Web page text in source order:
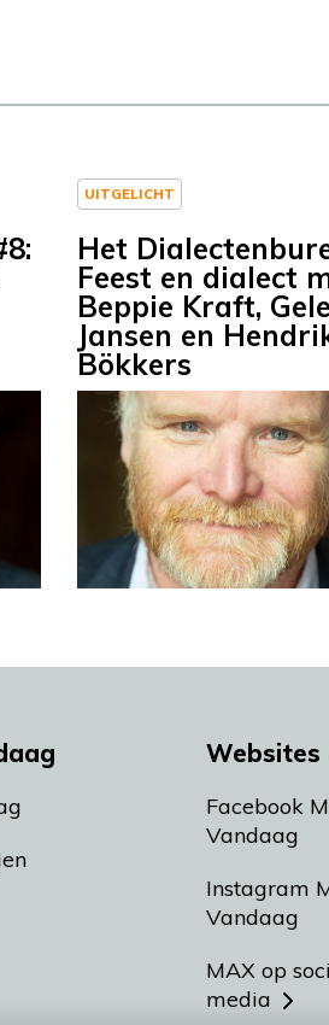
UITGELICHT
Het
Feest en dialect
Beppie Kraft,
Jansen en
Bökkers
Websites
Facebook
Vandaag
Instagram
Vandaag
MAX op
media